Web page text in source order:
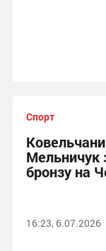
Спорт
Ковельчани
Мельничук
бронзу на
16:23, 6.07.2026